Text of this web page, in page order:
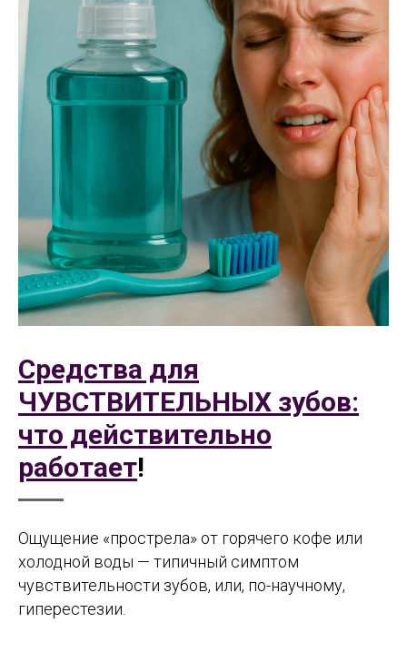
Средства для
ЧУВСТВИТЕЛЬНЫХ зубов:
что действительно
работает!
Ощущение «прострела» от горячего кофе или
холодной воды — типичный симптом
чувствительности зубов, или, по-научному,
гиперестезии.